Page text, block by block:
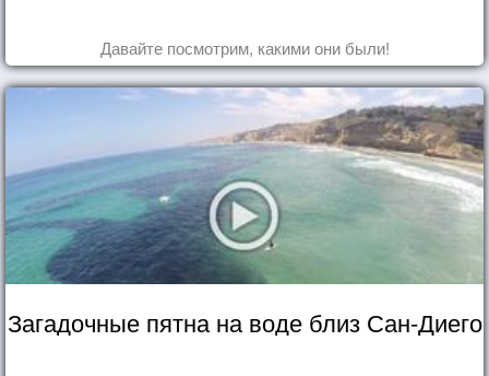
Давайте посмотрим, какими они были!
Загадочные пятна на воде близ Сан-Диего